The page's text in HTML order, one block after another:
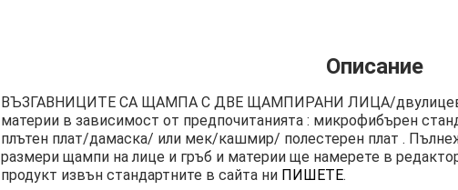
Описание
ВЪЗГАВНИЦИТЕ СА ЩАМПА С ДВЕ ЩАМПИРАНИ ЛИЦА/
материи в зависимост от предпочитанията : микрофибърен
плътен плат/дамаска/ или мек/кашмир/ полестерен плат .
размери щампи на лице и гръб и материи ще намерете в
продукт извън стандартните в сайта ни ПИШЕТЕ.